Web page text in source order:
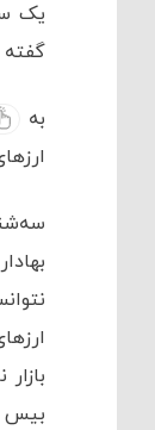
یک
به
بیس